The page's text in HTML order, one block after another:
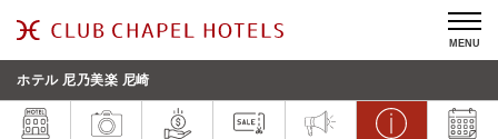
MENU
ホテル 尼乃美楽 尼崎